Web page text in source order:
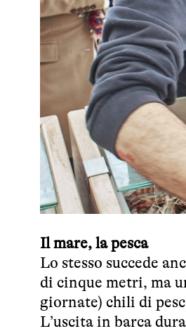
Il mare, la pesca
Lo stesso succede
di cinque metri, ma
giornate) chili di
L’uscita in barca